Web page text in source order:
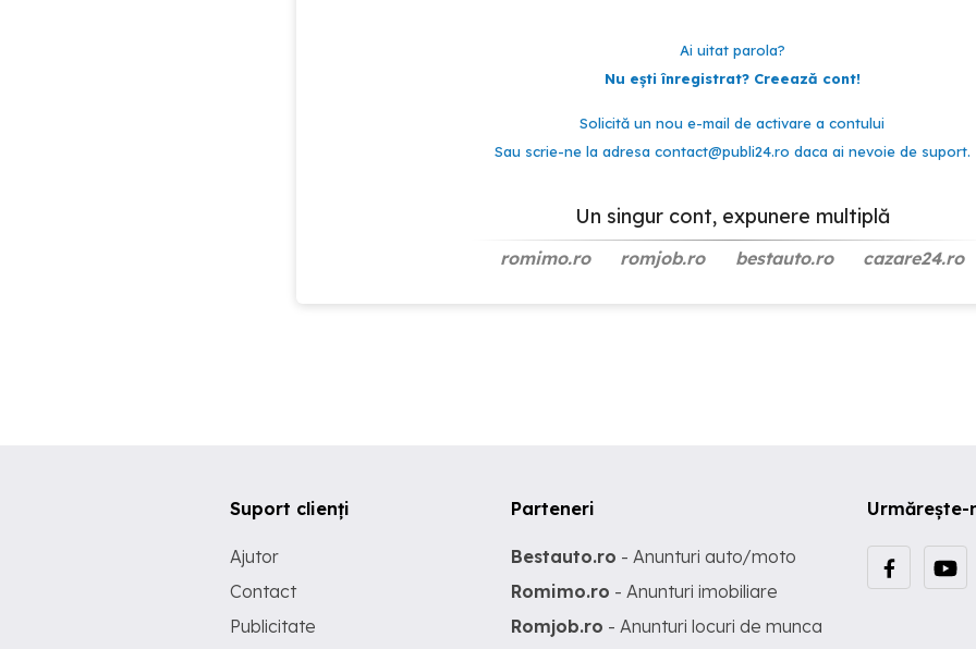
Ai uitat parola?
Nu ești înregistrat? Creează cont!
Solicită un nou e-mail de activare a contului
Sau scrie-ne la adresa contact@publi24.ro daca ai nevoie de suport.
Un singur cont, expunere multiplă
romimo.ro romjob.ro bestauto.ro cazare24.ro
Urmărește-
Suport clienți
Ajutor
Contact
Publicitate
Parteneri
Bestauto.ro - Anunturi auto/moto
Romimo.ro - Anunturi imobiliare
Romjob.ro - Anunturi locuri de munca